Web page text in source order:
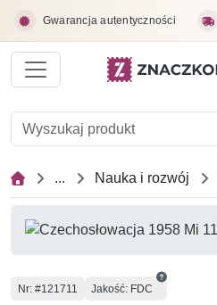
Gwarancja autentyczności
... Nauka i rozwój
Numer
Nr: #121711 Jakość: FDC